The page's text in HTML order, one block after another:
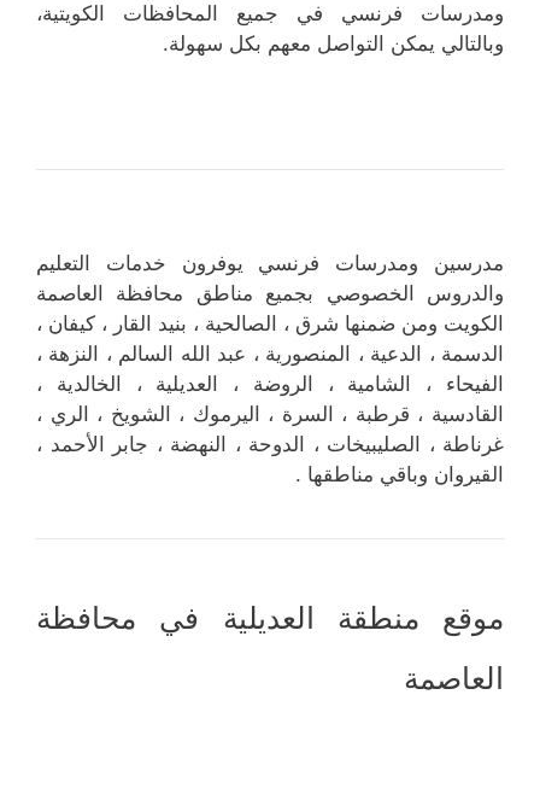
ومدرسات فرنسي في جميع المحافظات الكويتية،
وبالتالي يمكن التواصل معهم بكل سهولة.
مدرسين ومدرسات فرنسي يوفرون خدمات التعليم
والدروس الخصوصي بجميع مناطق محافظة العاصمة
الكويت ومن ضمنها شرق ، الصالحية ، بنيد القار ، كيفان ،
الدسمة ، الدعية ، المنصورية ، عبد الله السالم ، النزهة ،
الفيحاء ، الشامية ، الروضة ، العديلية ، الخالدية ،
القادسية ، قرطبة ، السرة ، اليرموك ، الشويخ ، الري ،
غرناطة ، الصليبيخات ، الدوحة ، النهضة ، جابر الأحمد ،
القيروان وباقي مناطقها .
موقع منطقة العديلية في محافظة
العاصمة